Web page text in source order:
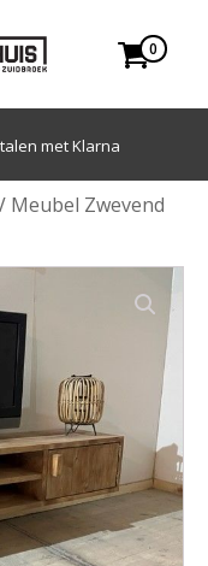
0
ook mogelijk.
Meubel Zwevend